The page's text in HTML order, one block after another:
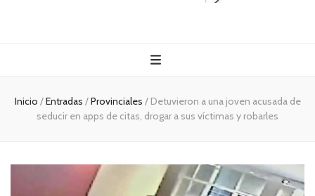
Todo es
(rosca)
política
Inicio /Entradas /Provinciales / Detuvieron a una joven acusada de
seducir en apps de citas, drogar a sus víctimas y robarles